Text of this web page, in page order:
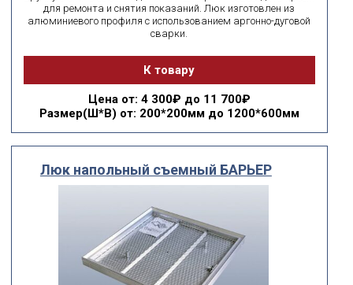
для ремонта и снятия показаний. Люк изготовлен из
алюминиевого профиля с использованием аргонно-дуговой
сварки.
К товару
Ценаот: 4 300₽ до 11 700₽
Размер(Ш*В) от: 200*200мм до 1200*600мм
Люк напольный съемный БАРЬЕР